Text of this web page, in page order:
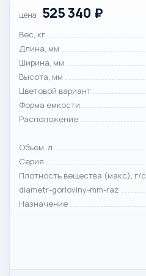
цена 525 340 ₽
Вес, кг
Длина, мм
Ширина, мм
Высота, мм
Цветовой вариант
Форма емкости
Расположение
Объем, л
Серия
Плотность вещества (макс), г/с
diametr-gorloviny-mm-raz
Назначение